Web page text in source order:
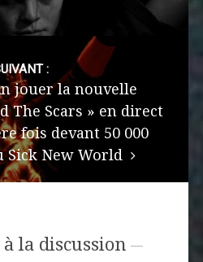
:
jouer la nouvelle
The Scars » en direct
fois devant 50 000
Sick New World
la discussion